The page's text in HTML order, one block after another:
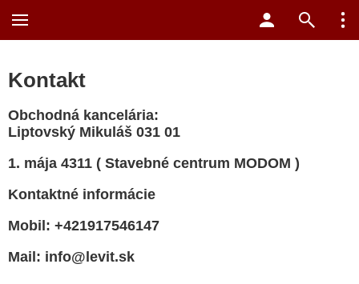
Kontakt
Obchodná kancelária:
Liptovský Mikuláš 031 01
1. mája 4311 ( Stavebné centrum MODOM )
Kontaktné informácie
Mobil: +421917546147
Mail: info@levit.sk